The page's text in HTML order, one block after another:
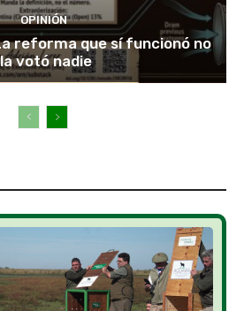
OPINIÓN
reforma que sí funcionó no
la votó nadie